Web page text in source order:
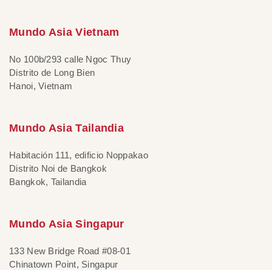
Mundo Asia Vietnam
No 100b/293 calle Ngoc Thuy
Distrito de Long Bien
Hanoi, Vietnam
Mundo Asia Tailandia
Habitación 111, edificio Noppakao
Distrito Noi de Bangkok
Bangkok, Tailandia
Mundo Asia Singapur
133 New Bridge Road #08-01
Chinatown Point, Singapur